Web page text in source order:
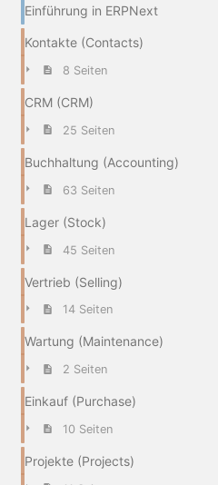
Einführung in ERPNext
Kontakte (Contacts)
8 Seiten
CRM (CRM)
25 Seiten
Buchhaltung (Accounting)
63 Seiten
Lager (Stock)
45 Seiten
Vertrieb (Selling)
14 Seiten
Wartung (Maintenance)
2 Seiten
Einkauf (Purchase)
10 Seiten
Projekte (Projects)